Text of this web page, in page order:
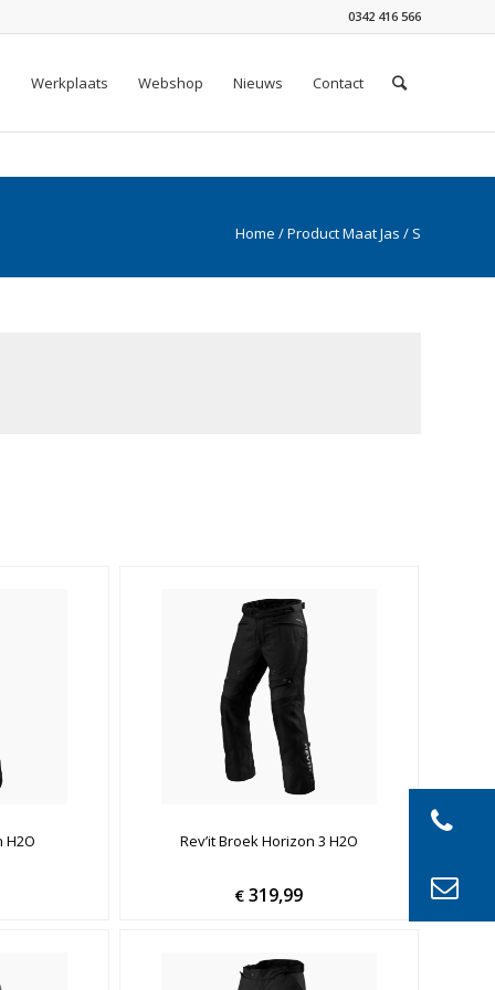
0342 416 566
Werkplaats Webshop Nieuws Contact
Home / Product Maat Jas / S
H2O Rev’it Broek Horizon 3 H2O
€ 319,99